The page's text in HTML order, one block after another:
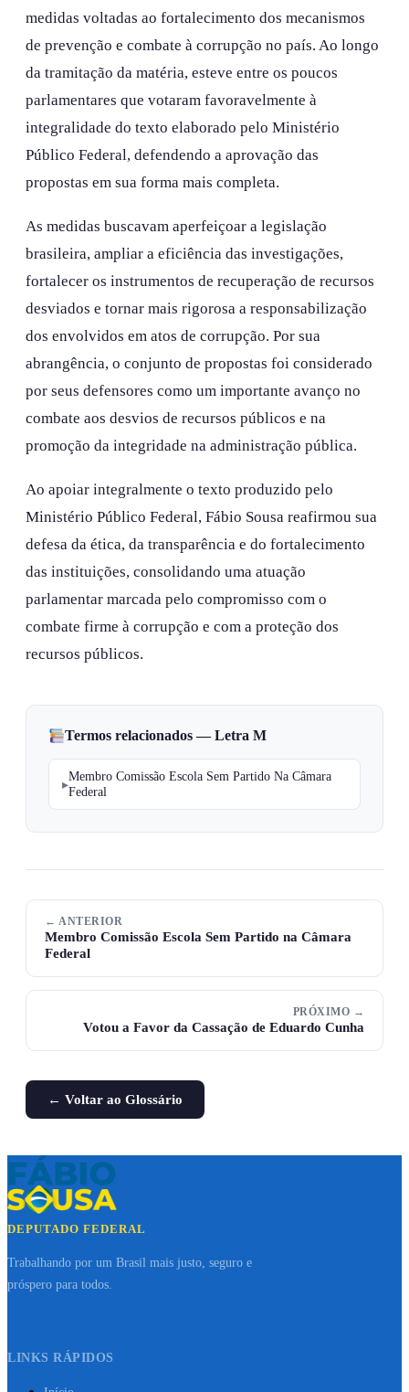
medidas voltadas ao fortalecimento dos mecanismos
de prevenção e combate à corrupção no país. Ao longo
da tramitação da matéria, esteve entre os poucos
parlamentares que votaram favoravelmente à
integralidade do texto elaborado pelo Ministério
Público Federal, defendendo a aprovação das
propostas em sua forma mais completa.
As medidas buscavam aperfeiçoar a legislação
brasileira, ampliar a eficiência das investigações,
fortalecer os instrumentos de recuperação de recursos
desviados e tornar mais rigorosa a responsabilização
dos envolvidos em atos de corrupção. Por sua
abrangência, o conjunto de propostas foi considerado
por seus defensores como um importante avanço no
combate aos desvios de recursos públicos e na
promoção da integridade na administração pública.
Ao apoiar integralmente o texto produzido pelo
Ministério Público Federal, Fábio Sousa reafirmou sua
defesa da ética, da transparência e do fortalecimento
das instituições, consolidando uma atuação
parlamentar marcada pelo compromisso com o
combate firme à corrupção e com a proteção dos
recursos públicos.
Termos relacionados — Letra M
Membro Comissão Escola Sem Partido Na Câmara
Federal
← ANTERIOR
Membro Comissão Escola Sem Partido na Câmara
Federal
PRÓXIMO →
Votou a Favor da Cassação de Eduardo Cunha
← Voltar ao Glossário
DEPUTADO FEDERAL
Trabalhando por um Brasil mais justo, seguro e
próspero para todos.
LINKS RÁPIDOS